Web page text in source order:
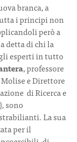
branca, a
i principi non
però a
detta di chi la
esperti in tutto
, professore
e Direttore
di Ricerca e
sono
La sua
per il